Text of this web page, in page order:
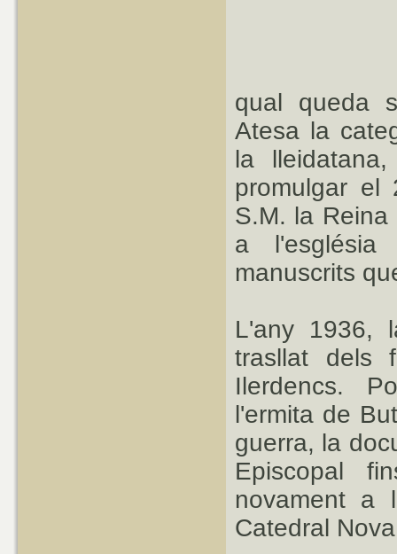
qual queda
Atesa la
la
promulgar
S.M. la Reina
a l'església
manuscrits
L'any 1936,
trasllat dels
Ilerdencs.
l'ermita de
guerra, la
Episcopal
novament a
Catedral